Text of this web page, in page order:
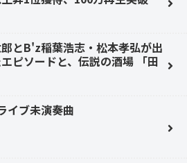
とB'z稲葉浩志・松本孝弘が出
ピソードと、伝説の酒場 「田
イブ未演奏曲